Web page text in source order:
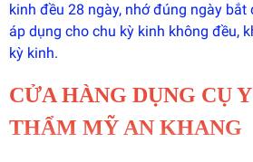
kinh đều 28 ngày, nhớ đúng ngày
áp dụng cho chu kỳ kinh không đều,
kỳ kinh.
CỬA HÀNG DỤNG CỤ
THẨM MỸ AN KHANG